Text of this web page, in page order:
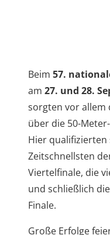
Beim 57.
am 27. und 28.
sorgten vor allem
über die 50-
Hier qualifizierten
Zeitschnellsten
Viertelfinale, die
und schließlich
Finale.
Große Erfolge